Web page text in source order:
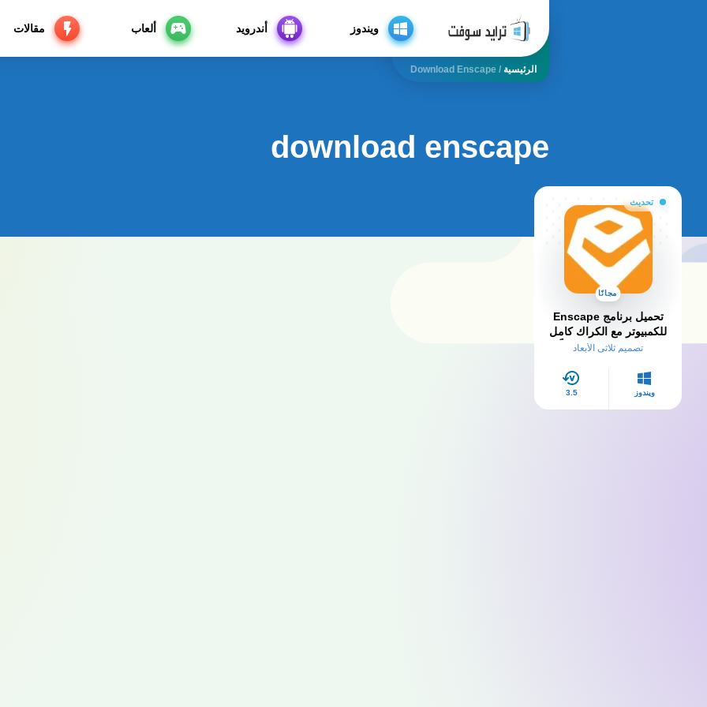
ويندوز أندرويد ألعاب مقالات
الرئيسية /
Download Enscape
download enscape
تحديث
مجانًا
تحميل برنامج Enscape
للكمبيوتر مع الكراك كامل
مفعل للكمبيوتر مجاناً
تصميم ثلاثي الأبعاد
ويندوز 3.5